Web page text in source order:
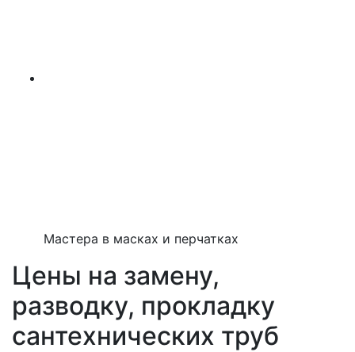
Мастера в масках и перчатках
Цены на замену,
разводку, прокладку
сантехнических труб